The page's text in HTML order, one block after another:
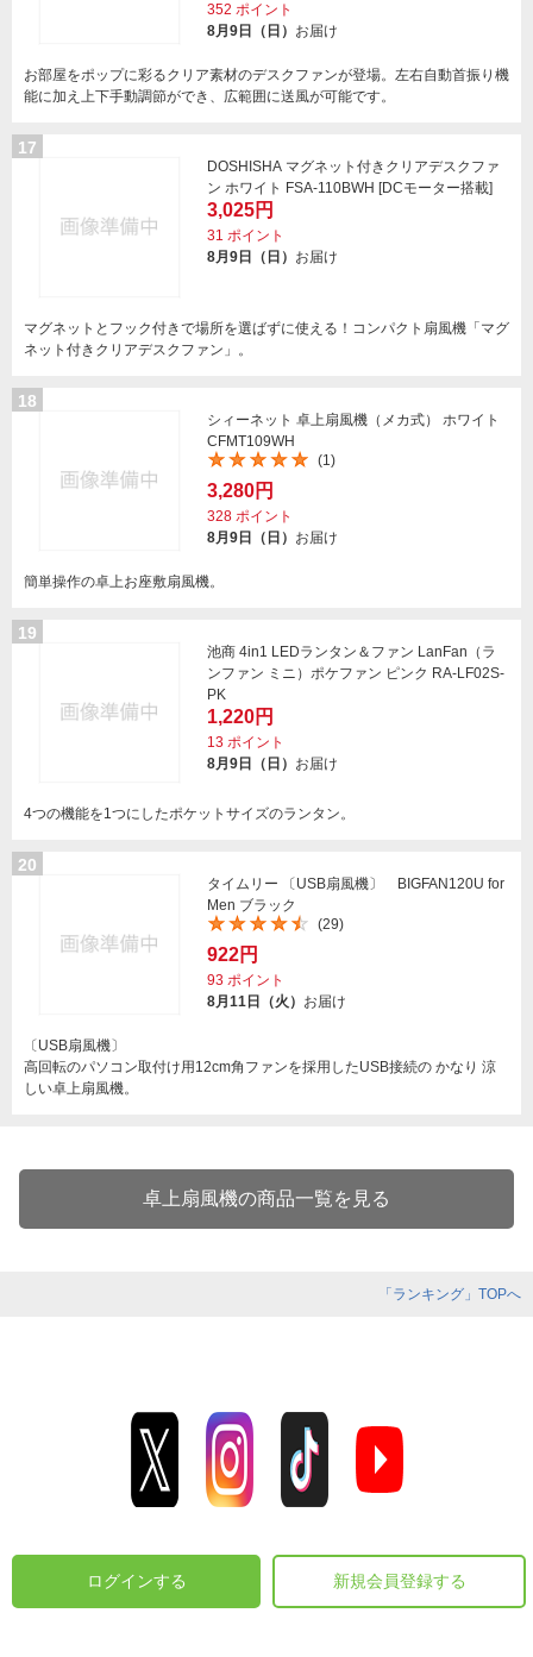
352 ポイント
8月9日（日） お届け
お部屋をポップに彩るクリア素材のデスクファンが登場。左右自動首振り機
能に加え上下手動調節ができ、広範囲に送風が可能です。
17
DOSHISHA マグネット付きクリアデスクファ
ン ホワイト FSA-110BWH [DCモーター搭載]
3,025円
31 ポイント
8月9日（日） お届け
マグネットとフック付きで場所を選ばずに使える！コンパクト扇風機「マグ
ネット付きクリアデスクファン」。
18
シィーネット 卓上扇風機（メカ式） ホワイト
CFMT109WH
(1)
3,280円
328 ポイント
8月9日（日） お届け
簡単操作の卓上お座敷扇風機。
19
池商 4in1 LEDランタン＆ファン LanFan（ラ
ンファン ミニ）ポケファン ピンク RA-LF02S-
PK
1,220円
13 ポイント
8月9日（日） お届け
4つの機能を1つにしたポケットサイズのランタン。
20
タイムリー 〔USB扇風機〕 BIGFAN120U for
Men ブラック
(29)
922円
93 ポイント
8月11日（火） お届け
〔USB扇風機〕
高回転のパソコン取付け用12cm角ファンを採用したUSB接続の かなり 涼
しい卓上扇風機。
卓上扇風機の商品一覧を見る
「ランキング」TOPへ
ログインする 新規会員登録する